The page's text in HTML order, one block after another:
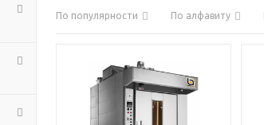
По популярности По алфавиту